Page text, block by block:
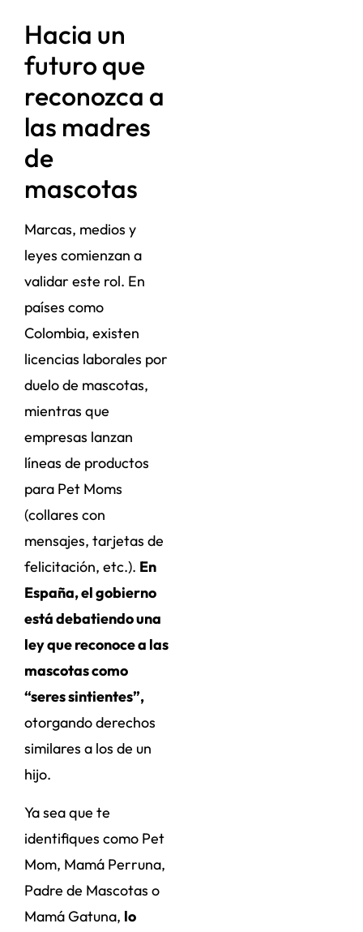
Hacia un
futuro que
reconozca a
las madres
de
mascotas
Marcas, medios y
leyes comienzan a
validar este rol. En
países como
Colombia, existen
licencias laborales por
duelo de mascotas,
mientras que
empresas lanzan
líneas de productos
para Pet Moms
(collares con
mensajes, tarjetas de
felicitación, etc.). En
España, el gobierno
está debatiendo una
ley que reconoce a las
mascotas como
“seres sintientes”,
otorgando derechos
similares a los de un
hijo.
Ya sea que te
identifiques como Pet
Mom, Mamá Perruna,
Padre de Mascotas o
Mamá Gatuna, lo